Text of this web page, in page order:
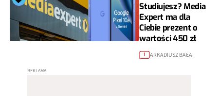
Studiujesz? Media
Expert ma dla
Ciebie prezent o
wartości 450 zł
1 ARKADIUSZ BAŁA